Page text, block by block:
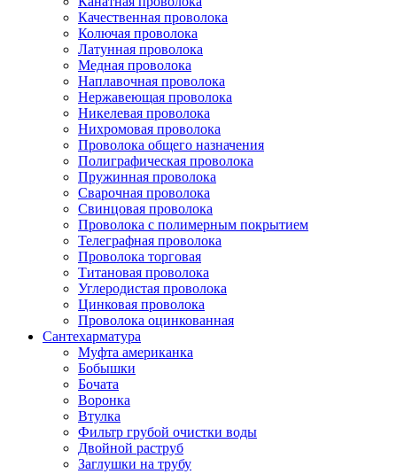
Качественная проволока
Колючая проволока
Латунная проволока
Медная проволока
Наплавочная проволока
Нержавеющая проволока
Никелевая проволока
Нихромовая проволока
Проволока общего назначения
Полиграфическая проволока
Пружинная проволока
Сварочная проволока
Свинцовая проволока
Проволока с полимерным покрытием
Телеграфная проволока
Проволока торговая
Титановая проволока
Углеродистая проволока
Цинковая проволока
Проволока оцинкованная
Сантехарматура
Муфта американка
Бобышки
Бочата
Воронка
Втулка
Фильтр грубой очистки воды
Двойной раструб
Заглушки на трубу